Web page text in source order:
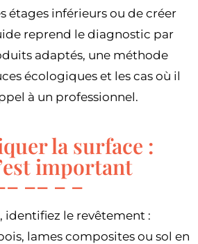
étages inférieurs ou de créer
reprend le diagnostic par
adaptés, une méthode
écologiques et les cas où il
à un professionnel.
la surface :
important
identifiez le revêtement :
lames composites ou sol en